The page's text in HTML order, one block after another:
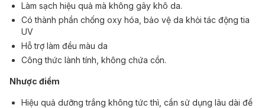
Làm sạch hiệu quả mà không gây khô da.
Có thành phần chống oxy hóa, bảo vệ da khỏi tác động tia
UV
Hỗ trợ làm đều màu da
Công thức lành tính, không chứa cồn.
Nhược điểm
Hiệu quả dưỡng trắng không tức thì, cần sử dụng lâu dài để